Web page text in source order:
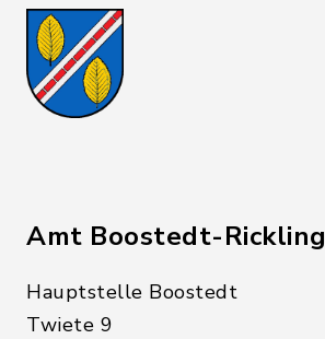
Amt Boostedt-Rickling
Hauptstelle Boostedt
Twiete 9